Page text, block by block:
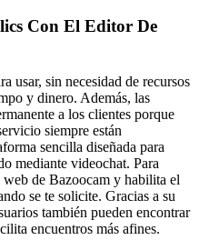
Con El Editor De
usar, sin necesidad de recursos
y dinero. Además, las
a los clientes porque
siempre están
sencilla diseñada para
mediante videochat. Para
de Bazoocam y habilita el
se te solicite. Gracias a su
también pueden encontrar
encuentros más afines.